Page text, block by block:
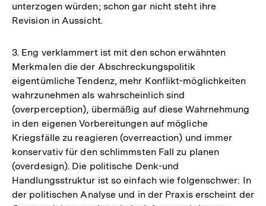
unterzogen würden; schon gar nicht steht ihre
Revision in Aussicht.
3. Eng verklammert ist mit den schon erwähnten
Merkmalen die der Abschreckungspolitik
eigentümliche Tendenz, mehr Konflikt-möglichkeiten
wahrzunehmen als wahrscheinlich sind
(overperception), übermäßig auf diese Wahrnehmung
in den eigenen Vorbereitungen auf mögliche
Kriegsfälle zu reagieren (overreaction) und immer
konservativ für den schlimmsten Fall zu planen
(overdesign). Die politische Denk-und
Handlungsstruktur ist so einfach wie folgenschwer: In
der politischen Analyse und in der Praxis erscheint der